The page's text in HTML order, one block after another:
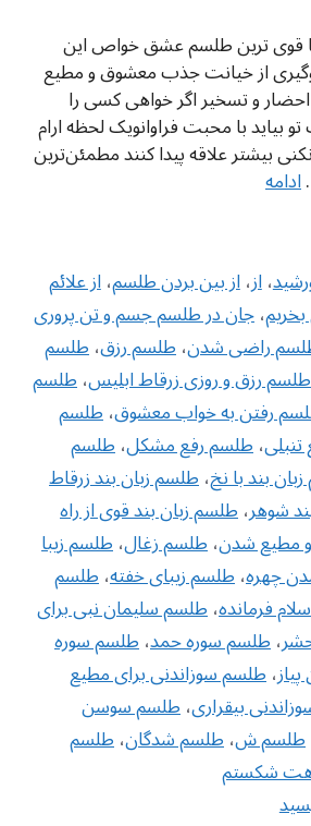
قوی ترین طلسم عشق خواص این
از خیانت جذب معشوق و مطیع
و تسخیر اگر خواهی کسی را
با محبت فراوانویک لحظه ارام
نکنی بیشتر علاقه پیدا کنند مطمئن‌ترین
ادامه
،از،از بین بردن طلسم،از علائم
،‌جان در طلسم جسم و تن پروری
راضی شدن،طلسم رزق،طلسم
طلسم رزق و روزی زرقاط ابلیس،طلسم
رفتن به خواب معشوق،طلسم
،طلسم رفع مشکل،طلسم
بند با نخ،طلسم زبان بند زرقاط
شوهر،طلسم زبان بند قوی از راه
مطیع شدن،طلسم زغال،طلسم زیبا
چهره،طلسم زیبای خفته،طلسم
فرمانده،طلسم سلیمان نبی برای
،طلسم سوره حمد،طلسم سوره
،طلسم سوزاندنی برای مطیع
بیقراری،طلسم سوسن
طلسم ش،طلسم شدگان‌،طلسم
شکستم